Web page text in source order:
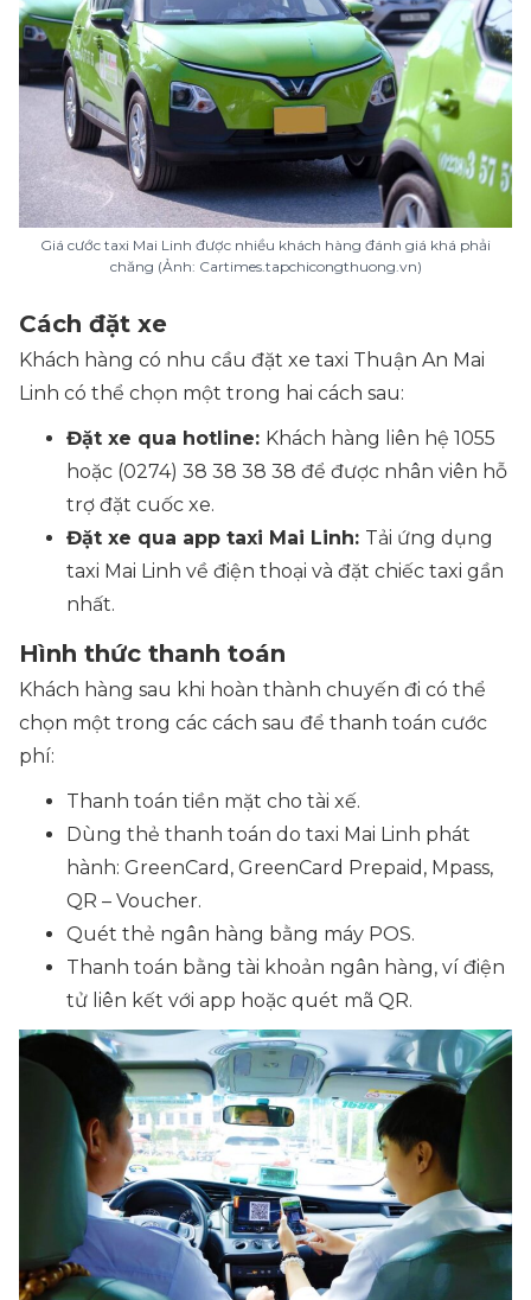
Giá cước taxi Mai Linh được nhiều khách hàng đánh giá khá phải
chăng (Ảnh: Cartimes.tapchicongthuong.vn)
Cách đặt xe
Khách hàng có nhu cầu đặt xe taxi Thuận An Mai
Linh có thể chọn một trong hai cách sau:
Đặt xe qua hotline: Khách hàng liên hệ 1055
hoặc (0274) 38 38 38 38 để được nhân viên hỗ
trợ đặt cuốc xe.
Đặt xe qua app taxi Mai Linh: Tải ứng dụng
taxi Mai Linh về điện thoại và đặt chiếc taxi gần
nhất.
Hình thức thanh toán
Khách hàng sau khi hoàn thành chuyến đi có thể
chọn một trong các cách sau để thanh toán cước
phí:
Thanh toán tiền mặt cho tài xế.
Dùng thẻ thanh toán do taxi Mai Linh phát
hành: GreenCard, GreenCard Prepaid, Mpass,
QR – Voucher.
Quét thẻ ngân hàng bằng máy POS.
Thanh toán bằng tài khoản ngân hàng, ví điện
tử liên kết với app hoặc quét mã QR.